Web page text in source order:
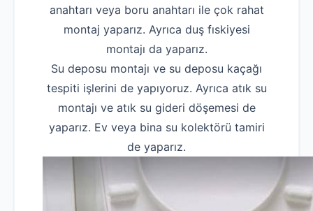
anahtarı veya boru anahtarı ile çok rahat
montaj yaparız. Ayrıca duş fıskiyesi
montajı da yaparız.
Su deposu montajı ve su deposu kaçağı
tespiti işlerini de yapıyoruz. Ayrıca atık su
montajı ve atık su gideri döşemesi de
yaparız. Ev veya bina su kolektörü tamiri
de yaparız.